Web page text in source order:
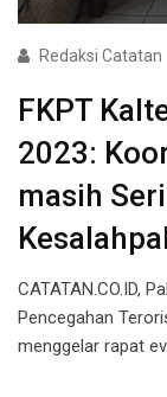
Redaksi Catatan
FKPT
2023:
masih
CATATAN.CO.ID,
Pencegahan
menggelar rapat